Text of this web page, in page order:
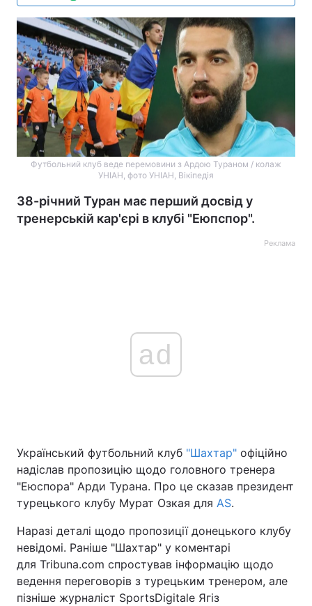
Футбольний клуб веде перемовини з Ардою Тураном / колаж
УНІАН, фото УНІАН, Вікіпедія
38-річний Туран має перший досвід у
тренерській кар'єрі в клубі "Еюпспор".
Реклама
ad
Український футбольний клуб "Шахтар" офіційно
надіслав пропозицію щодо головного тренера
"Еюспора" Арди Турана. Про це сказав президент
турецького клубу Мурат Озкая для AS.
Наразі деталі щодо пропозиції донецького клубу
невідомі. Раніше "Шахтар" у коментарі
для Tribuna.com спростував інформацію щодо
ведення переговорів з турецьким тренером, але
пізніше журналіст SportsDigitale Ягіз